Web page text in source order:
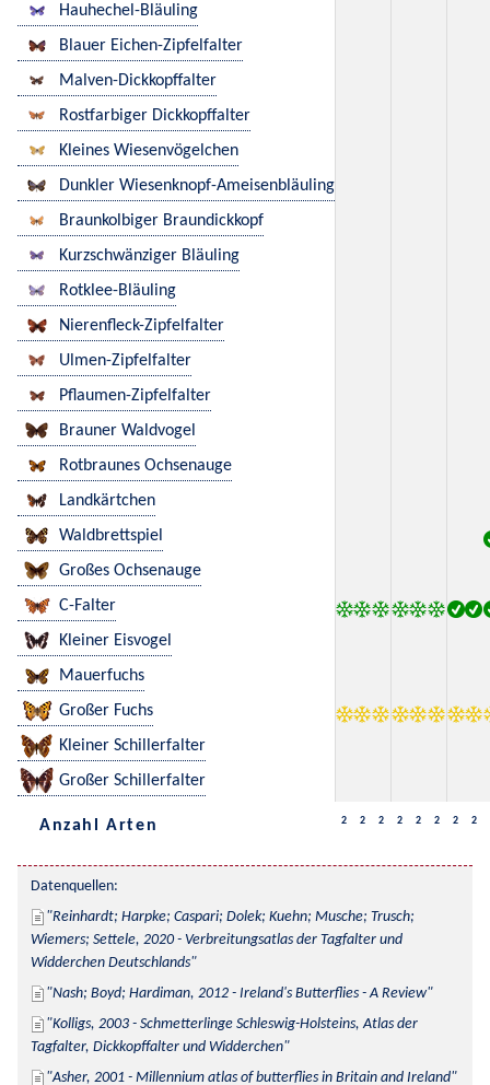
Hauhechel-Bläuling
Blauer Eichen-Zipfelfalter
Malven-Dickkopffalter
Rostfarbiger Dickkopffalter
Kleines Wiesenvögelchen
Dunkler Wiesenknopf-Ameisenbläuling
Braunkolbiger Braundickkopf
Kurzschwänziger Bläuling
Rotklee-Bläuling
Nierenfleck-Zipfelfalter
Ulmen-Zipfelfalter
Pflaumen-Zipfelfalter
Brauner Waldvogel
Rotbraunes Ochsenauge
Landkärtchen
Waldbrettspiel
Großes Ochsenauge
C-Falter
Kleiner Eisvogel
Mauerfuchs
Großer Fuchs
Kleiner Schillerfalter
Großer Schillerfalter
Anzahl Arten 2 2 2 2 2 2 2 2
Datenquellen:
Reinhardt; Harpke; Caspari; Dolek; Kuehn; Musche; Trusch;
Wiemers; Settele, 2020 - Verbreitungsatlas der Tagfalter und
Widderchen Deutschlands
Nash; Boyd; Hardiman, 2012 - Ireland's Butterflies - A Review
Kolligs, 2003 - Schmetterlinge Schleswig-Holsteins, Atlas der
Tagfalter, Dickkopffalter und Widderchen
Asher, 2001 - Millennium atlas of butterflies in Britain and Ireland